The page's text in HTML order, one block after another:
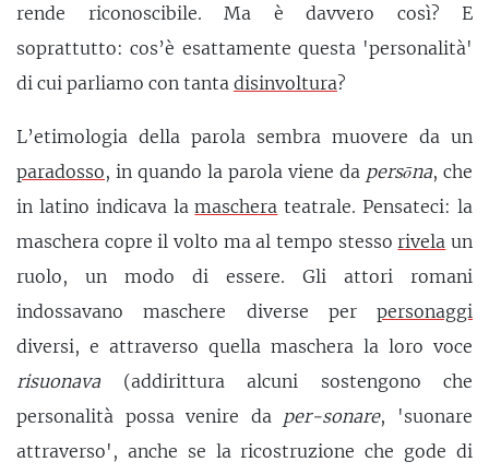
rende riconoscibile. Ma è davvero così? E
soprattutto: cos’è esattamente questa 'personalità'
di cui parliamo con tanta disinvoltura?
L’etimologia della parola sembra muovere da un
paradosso, in quando la parola viene da persōna, che
in latino indicava lamaschera teatrale. Pensateci: la
maschera copre il volto ma al tempo stessorivela un
ruolo, un modo di essere. Gli attori romani
indossavano maschere diverse per personaggi
diversi, e attraverso quella maschera la loro voce
risuonava(addirittura alcuni sostengono che
personalità possa venire da per-sonare, 'suonare
attraverso', anche se la ricostruzione che gode di